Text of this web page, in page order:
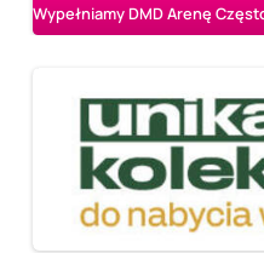
Wypełniamy DMD Arenę